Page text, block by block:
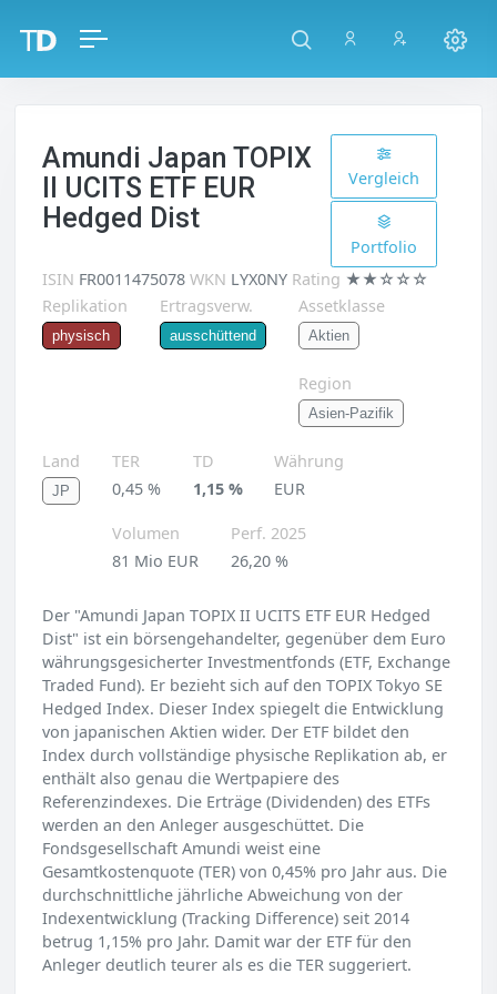
Amundi Japan TOPIX
II UCITS ETF EUR
Hedged Dist
Vergleich
Portfolio
ISIN FR0011475078 WKN LYX0NY Rating ★★☆☆☆
Replikation
physisch
Ertragsverw.
ausschüttend
Assetklasse
Aktien
Region
Asien-Pazifik
Land
JP
TER
0,45 %
TD
1,15 %
Währung
EUR
Volumen
81 Mio EUR
Perf. 2025
26,20 %
Der "Amundi Japan TOPIX II UCITS ETF EUR Hedged
Dist" ist ein börsengehandelter, gegenüber dem Euro
währungsgesicherter Investmentfonds (ETF, Exchange
Traded Fund). Er bezieht sich auf den TOPIX Tokyo SE
Hedged Index. Dieser Index spiegelt die Entwicklung
von japanischen Aktien wider. Der ETF bildet den
Index durch vollständige physische Replikation ab, er
enthält also genau die Wertpapiere des
Referenzindexes. Die Erträge (Dividenden) des ETFs
werden an den Anleger ausgeschüttet. Die
Fondsgesellschaft Amundi weist eine
Gesamtkostenquote (TER) von 0,45% pro Jahr aus. Die
durchschnittliche jährliche Abweichung von der
Indexentwicklung (Tracking Difference) seit 2014
betrug 1,15% pro Jahr. Damit war der ETF für den
Anleger deutlich teurer als es die TER suggeriert.